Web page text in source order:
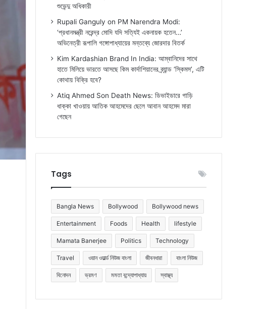
শুভেন্দু অধিকারী
Rupali Ganguly on PM Narendra Modi:
‘প্রধানমন্ত্রী নরেন্দ্র মোদি যদি সত্যিই একনায়ক হতেন…’
অভিনেত্রী রূপালি গঙ্গোপাধ্যায়ের মন্তব্যে জোরদার বিতর্ক
Kim Kardashian Brand In India: আম্বানিদের সাথে
হাতে মিলিয়ে ভারতে আসছে কিম কার্দাশিয়ানের ব্র্যান্ড ‘স্কিমস’, এটি
কোথায় বিক্রি হবে?
Atiq Ahmed Son Death News: ডিভাইডারে গাড়ি
ধাক্কা খাওয়ায় আতিক আহমেদের ছেলে আবান আহমেদ মারা
গেছেন
Tags
Bangla News Bollywood Bollywood news
Entertainment Foods Health lifestyle
Mamata Banerjee Politics Technology
Travel ওয়ান ওয়ার্ল্ড নিউজ বাংলা জীবনধারা বাংলা নিউজ
বিনোদন ভ্রমণ মমতা বন্দ্যোপাধ্যায় স্বাস্থ্য